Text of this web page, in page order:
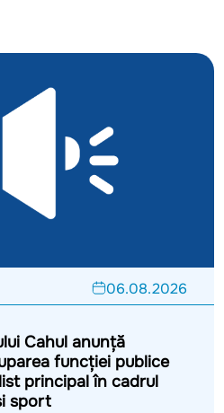
06.08.2026
Cahul anunță
funcției publice
principal în cadrul
sport